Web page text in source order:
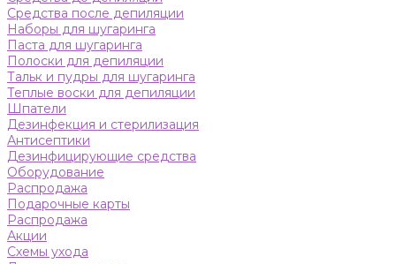
Средства после депиляции
Наборы для шугаринга
Паста для шугаринга
Полоски для депиляции
Тальк и пудры для шугаринга
Теплые воски для депиляции
Шпатели
Дезинфекция и стерилизация
Антисептики
Дезинфицирующие средства
Оборудование
Распродажа
Подарочные карты
Распродажа
Акции
Схемы ухода